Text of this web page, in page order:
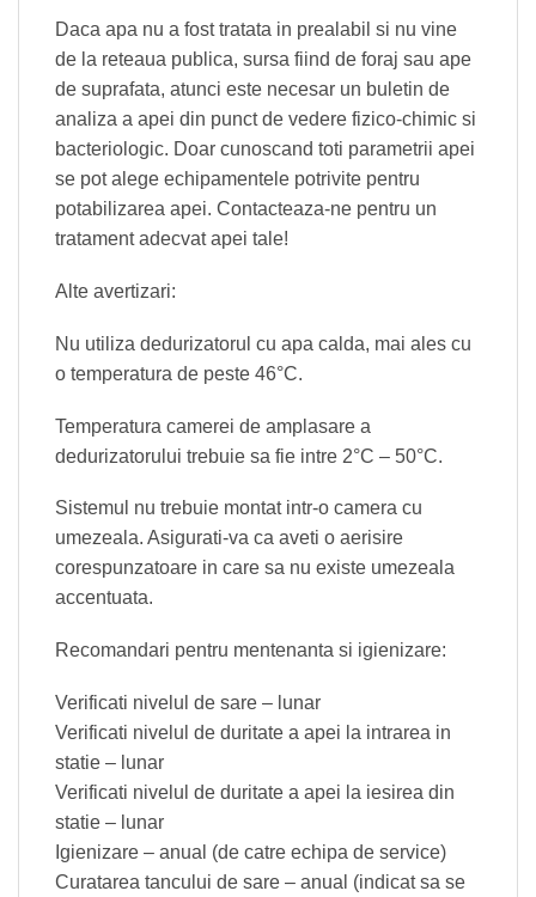
Daca apa nu a fost tratata in prealabil si nu vine
de la reteaua publica, sursa fiind de foraj sau ape
de suprafata, atunci este necesar un buletin de
analiza a apei din punct de vedere fizico-chimic si
bacteriologic. Doar cunoscand toti parametrii apei
se pot alege echipamentele potrivite pentru
potabilizarea apei. Contacteaza-ne pentru un
tratament adecvat apei tale!
Alte avertizari:
Nu utiliza dedurizatorul cu apa calda, mai ales cu
o temperatura de peste 46°C.
Temperatura camerei de amplasare a
dedurizatorului trebuie sa fie intre 2°C – 50°C.
Sistemul nu trebuie montat intr-o camera cu
umezeala. Asigurati-va ca aveti o aerisire
corespunzatoare in care sa nu existe umezeala
accentuata.
Recomandari pentru mentenanta si igienizare:
Verificati nivelul de sare – lunar
Verificati nivelul de duritate a apei la intrarea in
statie – lunar
Verificati nivelul de duritate a apei la iesirea din
statie – lunar
Igienizare – anual (de catre echipa de service)
Curatarea tancului de sare – anual (indicat sa se